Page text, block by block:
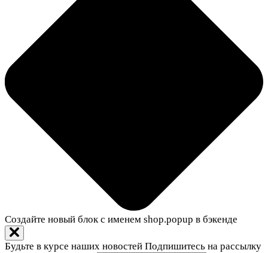
Создайте новый блок с именем shop.popup в бэкенде
Будьте в курсе наших новостей Подпишитесь на рассылку